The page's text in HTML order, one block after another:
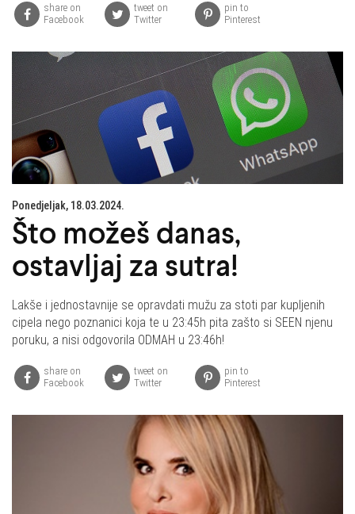
share on
Facebook
tweet on
Twitter
pin to
Pinterest
Ponedjeljak, 18.03.2024.
Što možeš danas,
ostavljaj za sutra!
Lakše i jednostavnije se opravdati mužu za stoti par kupljenih
cipela nego poznanici koja te u 23:45h pita zašto si SEEN njenu
poruku, a nisi odgovorila ODMAH u 23:46h!
share on
Facebook
tweet on
Twitter
pin to
Pinterest